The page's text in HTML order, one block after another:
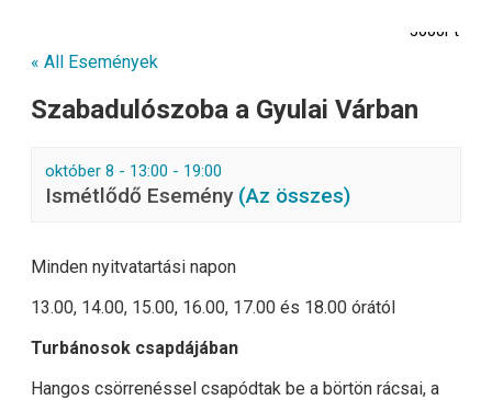
« All Események
Szabadulószoba a Gyulai Várban
október 8 - 13:00 - 19:00
Ismétlődő Esemény (Az összes)
3000Ft
Minden nyitvatartási napon
13.00, 14.00, 15.00, 16.00, 17.00 és 18.00 órától
Turbánosok csapdájában
Hangos csörrenéssel csapódtak be a börtön rácsai, a